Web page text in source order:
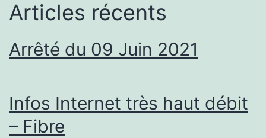
Articles récents
Arrêté du 09 Juin 2021
Infos Internet très haut débit
– Fibre